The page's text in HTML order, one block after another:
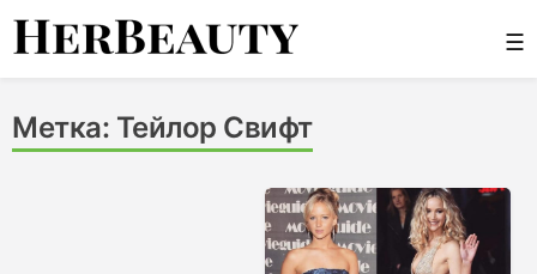
Skip
☰
Метка: Тейлор Свифт